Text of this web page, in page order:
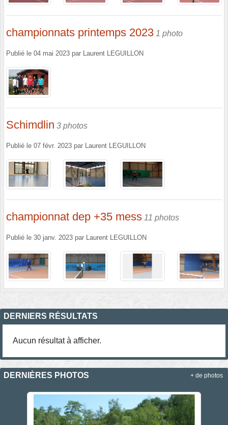
championnats printemps 2023 1 photo
Publié le 04 mai 2023 par Laurent LEGUILLON
Schimdlin 3 photos
Publié le 07 févr. 2023 par Laurent LEGUILLON
championnat dep +35 mess 11 photos
Publié le 30 janv. 2023 par Laurent LEGUILLON
DERNIERS RÉSULTATS
Aucun résultat à afficher.
DERNIÈRES PHOTOS + de photos